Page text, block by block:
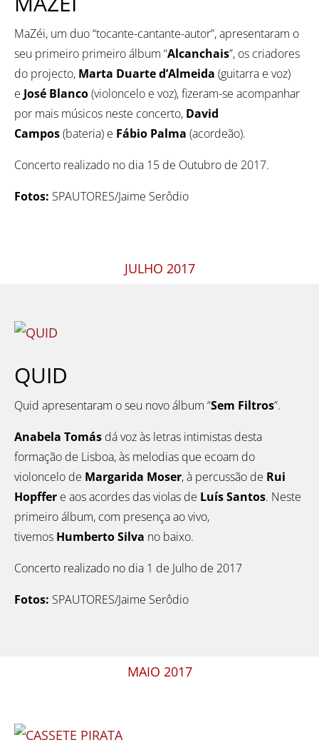
MaZéi, um duo “tocante-cantante-autor”, apresentaram o
seu primeiro primeiro álbum “Alcanchais”, os criadores
do projecto, Marta Duarte d’Almeida (guitarra e voz)
e José Blanco(violoncelo e voz), fizeram-se acompanhar
por mais músicos neste concerto, David
Campos(bateria) e Fábio Palma (acordeão).
Concerto realizado no dia 15 de Outubro de 2017.
Fotos: SPAUTORES/Jaime Serôdio
JULHO 2017
QUID
Quid apresentaram o seu novo álbum “Sem Filtros”.
Anabela Tomás dá voz às letras intimistas desta
formação de Lisboa, às melodias que ecoam do
violoncelo de Margarida Moser, à percussão de Rui
Hopffer e aos acordes das violas de Luís Santos. Neste
primeiro álbum, com presença ao vivo,
tivemos Humberto Silva no baixo.
Concerto realizado no dia 1 de Julho de 2017
Fotos: SPAUTORES/Jaime Serôdio
MAIO 2017